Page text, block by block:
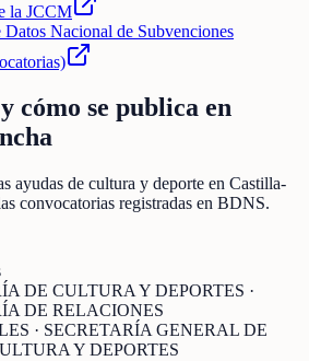
la JCCM
Nacional de Subvenciones
cómo se publica en
ayudas de cultura y deporte en Castilla-
convocatorias registradas en BDNS.
DE CULTURA Y DEPORTES ·
DE RELACIONES
· SECRETARÍA GENERAL DE
Y DEPORTES